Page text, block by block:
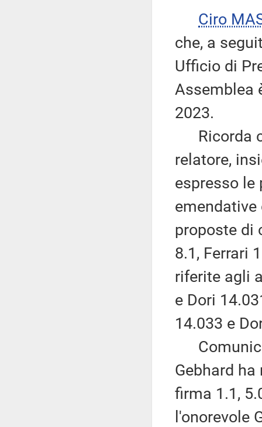
Ciro
che, a
Ufficio di
Assemblea
2023.
Ricorda
relatore,
espresso le
proposte di
8.1, Ferrari
riferite agli
e Dori
14.033 e
Gebhard
firma 1.1,
l'onorevole